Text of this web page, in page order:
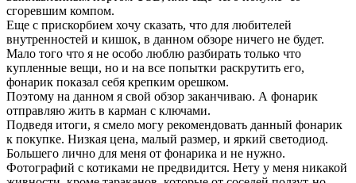
сгоревшим компом.
Еще с прискорбием хочу сказать, что для любителей
внутренностей и кишок, в данном обзоре ничего не будет.
Мало того что я не особо люблю разбирать только что
купленные вещи, но и на все попытки раскрутить его,
фонарик показал себя крепким орешком.
Поэтому на данном я свой обзор заканчиваю. А фонарик
отправляю жить в карман с ключами.
Подведя итоги, я смело могу рекомендовать данный фонарик
к покупке. Низкая цена, малый размер, и яркий светодиод.
Большего лично для меня от фонарика и не нужно.
Фотографий с котиками не предвидится. Нету у меня никакой